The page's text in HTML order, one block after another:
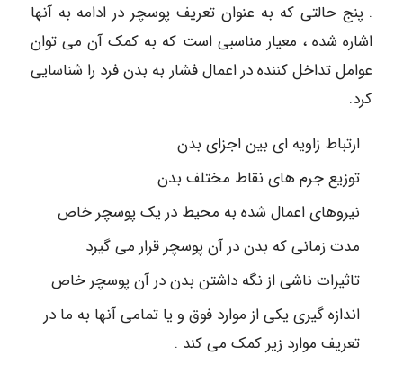
. پنج حالتی که به عنوان تعریف پوسچر در ادامه به آنها
اشاره شده ، معیار مناسبی است که به کمک آن می توان
عوامل تداخل کننده در اعمال فشار به بدن فرد را شناسایی
کرد.
ارتباط زاویه ای بین اجزای بدن
توزیع جرم های نقاط مختلف بدن
نیروهای اعمال شده به محیط در یک پوسچر خاص
مدت زمانی که بدن در آن پوسچر قرار می گیرد
تاثیرات ناشی از نگه داشتن بدن در آن پوسچر خاص
اندازه گیری یکی از موارد فوق و یا تمامی آنها به ما در
تعریف موارد زیر کمک می کند .